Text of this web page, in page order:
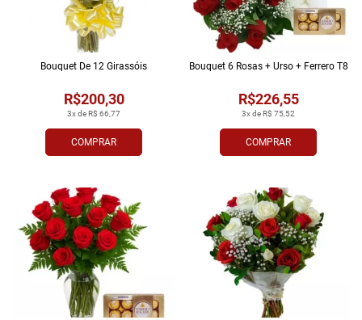
COMPRAR
3x de R$ 66,77
R$200,30
Bouquet De 12 Girassóis
COMPRAR
3x de R$ 75,52
R$226,55
Bouquet 6 Rosas + Urso + Ferrero T8